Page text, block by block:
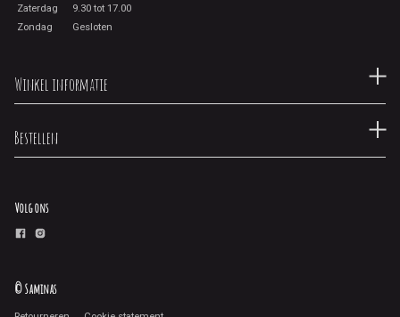
Zaterdag
9.30 tot 17.00
Zondag
Gesloten
Winkel informatie
Bestellen
Volg ons
© Saminas